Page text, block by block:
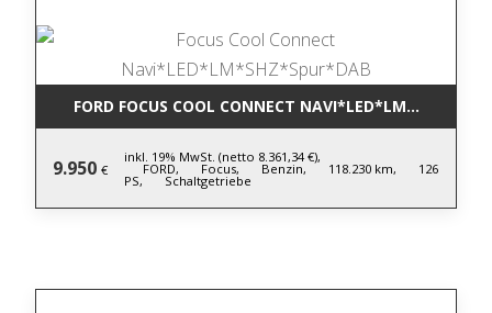
FORD FOCUS COOL CONNECT
9.950 €
inkl. 19% MwSt. (netto 8.361,34 €),
FORD, Focus, Benzin, 118.230 km, 126
PS, Schaltgetriebe